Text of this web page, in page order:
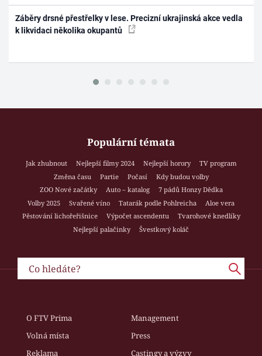
Záběry drsné přestřelky v lese. Precizní ukrajinská akce vedla
k likvidaci několika okupantů
Populární témata
Jak zhubnout Nejlepší filmy 2024 Nejlepší horory
TV program
Změna času
Partie Počasí
Kdy budou volby
ZOO Nové začátky
Auto – katalog
7 pádů Honzy Dědka
Volby 2025
Svařené víno Tatarák podle Pohlreicha
Aloe vera
Pěstování lichořeřišnice
Výpočet ascendentu
Tvarohové knedlíky
Nejlepší palačinky
Švestkový koláč
O FTV Prima
Management
Volná místa
Press
Reklama
Castingy a výzvy